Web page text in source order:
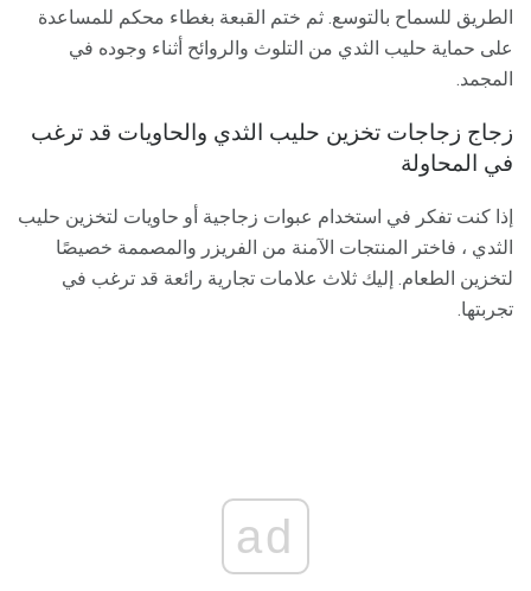
الطريق للسماح بالتوسع. ثم ختم القبعة بغطاء محكم للمساعدة
على حماية حليب الثدي من التلوث والروائح أثناء وجوده في
المجمد.
زجاج زجاجات تخزين حليب الثدي والحاويات قد ترغب
في المحاولة
إذا كنت تفكر في استخدام عبوات زجاجية أو حاويات لتخزين حليب
الثدي ، فاختر المنتجات الآمنة من الفريزر والمصممة خصيصًا
لتخزين الطعام. إليك ثلاث علامات تجارية رائعة قد ترغب في
تجربتها.
ad